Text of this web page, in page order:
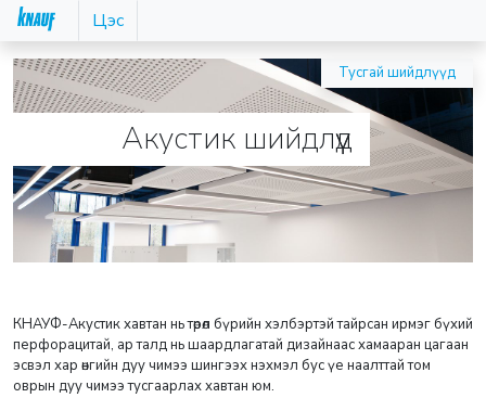
Цэс
Акустик шийдлүүд
КНАУФ-Акустик хавтан нь төрөл бүрийн хэлбэртэй тайрсан ирмэг бүхий
перфорацитай, ар талд нь шаардлагатай дизайнаас хамааран цагаан
эсвэл хар өнгийн дуу чимээ шингээх нэхмэл бус үе наалттай том
оврын дуу чимээ тусгаарлах хавтан юм.
Тусгай шийдлүүд